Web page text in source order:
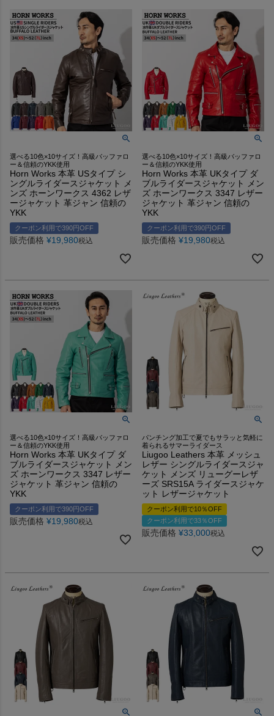
選べる10色×10サイズ！高級バッファロ
ー＆信頼のYKK使用
Horn Works 本革 USタイプ シ
ングルライダースジャケット メ
ンズ ホーンワークス 4362 レザ
ージャケット 革ジャン 信頼の
YKK
クーポン利用で390円OFF
販売価格 ¥19,980税込
選べる10色×10サイズ！高級バッファロ
ー＆信頼のYKK使用
Horn Works 本革 UKタイプ ダ
ブルライダースジャケット メン
ズ ホーンワークス 3347 レザー
ジャケット 革ジャン 信頼の
YKK
クーポン利用で390円OFF
販売価格 ¥19,980税込
選べる10色×10サイズ！高級バッファロ
ー＆信頼のYKK使用
Horn Works 本革 UKタイプ ダ
ブルライダースジャケット メン
ズ ホーンワークス 3347 レザー
ジャケット 革ジャン 信頼の
YKK
クーポン利用で390円OFF
販売価格 ¥19,980税込
パンチング加工で夏でもサラッと気軽に
着られるサマーライダース
Liugoo Leathers 本革 メッシュ
レザー シングルライダースジャ
ケット メンズ リューグーレザ
ーズ SRS15A ライダースジャケ
ット レザージャケット
クーポン利用で10％OFF
クーポン利用で33％OFF
販売価格 ¥33,000税込